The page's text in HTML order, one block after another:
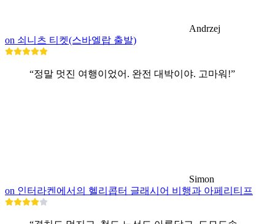
Andrzej
on 쇠니츠 티켓(스바엘랍 출발)
“정말 멋진 여행이었어. 완전 대박이야. 고마워!”
Simon
on 인터라켄에서의 헬리콥터 글래시어 비행과 아페리티프